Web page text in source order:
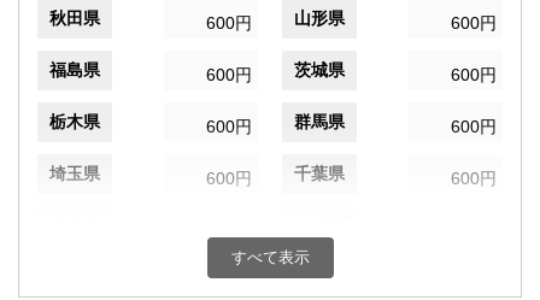
秋田県 600円 山形県 600円
福島県 600円 茨城県 600円
栃木県 600円 群馬県 600円
埼玉県 600円 千葉県 600円
600円 富山県
すべて表示